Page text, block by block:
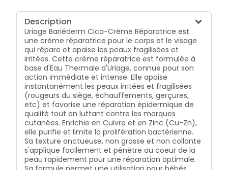
Description
Uriage Bariéderm Cica-Crème Réparatrice est
une crème réparatrice pour le corps et le visage
qui répare et apaise les peaux fragilisées et
irritées. Cette crème réparatrice est formulée à
base d'Eau Thermale d'Uriage, connue pour son
action immédiate et intense. Elle apaise
instantanément les peaux irritées et fragilisées
(rougeurs du siège, échauffements, gerçures,
etc) et favorise une réparation épidermique de
qualité tout en luttant contre les marques
cutanées. Enrichie en Cuivre et en Zinc (Cu-Zn),
elle purifie et limite la prolifération bactérienne.
Sa texture onctueuse, non grasse et non collante
s'applique facilement et pénètre au coeur de la
peau rapidement pour une réparation optimale.